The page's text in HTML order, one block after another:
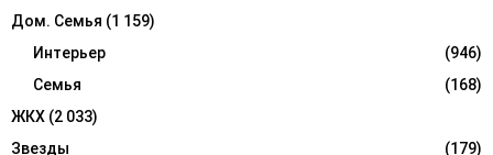
Дом. Семья (1 159)
Интерьер
(946)
Семья
(168)
ЖКХ (2 033)
Звезды
(179)